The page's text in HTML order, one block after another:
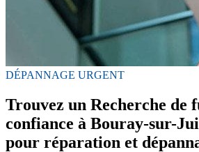
DÉPANNAGE URGENT
Trouvez un Recherche de
confiance à Bouray-sur-
pour réparation et